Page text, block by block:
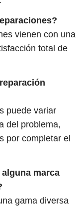
vienen con una
total de
puede variar
del problema,
por completar el
marca
gama diversa